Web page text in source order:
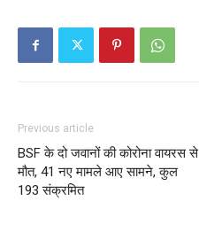
Previous article
BSF के दो जवानों की कोरोना वायरस से
मौत, 41 नए मामले आए सामने, कुल
193 संक्रमित